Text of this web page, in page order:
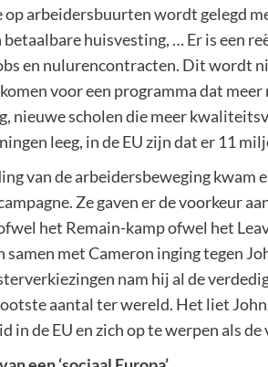
op arbeidersbuurten wordt gelegd
betaalbare huisvesting, … Er is een
en nulurencontracten. Dit wordt
voor een programma dat
nieuwe scholen die meer
leeg, in de EU zijn dat er 11
van de arbeidersbeweging kwam
Ze gaven er de voorkeur
het Remain-kamp ofwel het
samen met Cameron inging tegen
nam hij al de
aantal ter wereld. Het liet
in de EU en zich op te werpen als